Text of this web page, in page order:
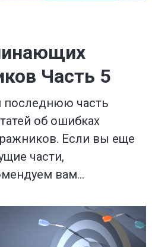
Часть 5
последнюю часть
об ошибках
Если вы еще
части,
вам…